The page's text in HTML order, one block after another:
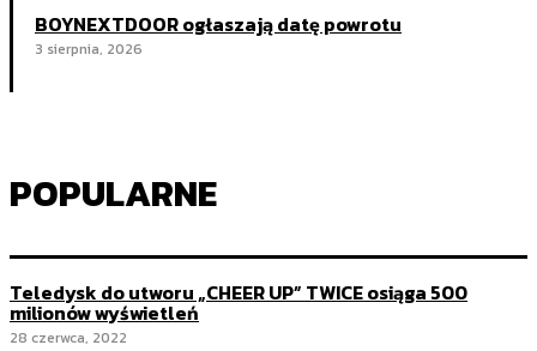
BOYNEXTDOOR ogłaszają datę powrotu
3 sierpnia, 2026
POPULARNE
Teledysk do utworu „CHEER UP” TWICE osiąga 500
milionów wyświetleń
28 czerwca, 2022